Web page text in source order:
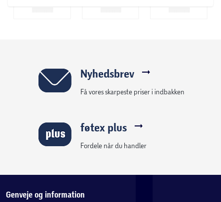
Nyhedsbrev
Få vores skarpeste priser i indbakken
føtex plus
Fordele når du handler
Genveje og information